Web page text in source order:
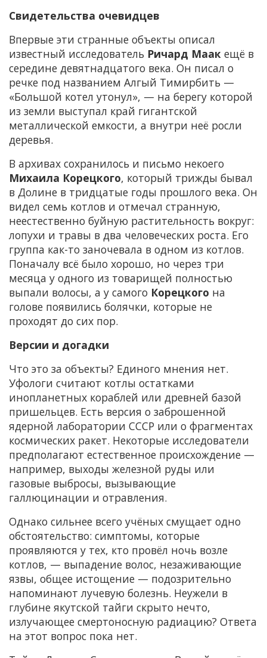
Свидетельства очевидцев
Впервые эти странные объекты описал
известный исследователь Ричард Маак ещё в
середине девятнадцатого века. Он писал о
речке под названием Алгый Тимирбить —
«Большой котел утонул», — на берегу которой
из земли выступал край гигантской
металлической емкости, а внутри неё росли
деревья.
В архивах сохранилось и письмо некоего
Михаила Корецкого, который трижды бывал
в Долине в тридцатые годы прошлого века. Он
видел семь котлов и отмечал странную,
неестественно буйную растительность вокруг:
лопухи и травы в два человеческих роста. Его
группа как-то заночевала в одном из котлов.
Поначалу всё было хорошо, но через три
месяца у одного из товарищей полностью
выпали волосы, а у самого Корецкого на
голове появились болячки, которые не
проходят до сих пор.
Версии и догадки
Что это за объекты? Единого мнения нет.
Уфологи считают котлы остатками
инопланетных кораблей или древней базой
пришельцев. Есть версия о заброшенной
ядерной лаборатории СССР или о фрагментах
космических ракет. Некоторые исследователи
предполагают естественное происхождение —
например, выходы железной руды или
газовые выбросы, вызывающие
галлюцинации и отравления.
Однако сильнее всего учёных смущает одно
обстоятельство: симптомы, которые
проявляются у тех, кто провёл ночь возле
котлов, — выпадение волос, незаживающие
язвы, общее истощение — подозрительно
напоминают лучевую болезнь. Неужели в
глубине якутской тайги скрыто нечто,
излучающее смертоносную радиацию? Ответа
на этот вопрос пока нет.